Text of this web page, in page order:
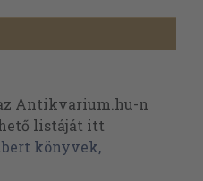
Antikvarium.hu-n
listáját itt
könyvek,